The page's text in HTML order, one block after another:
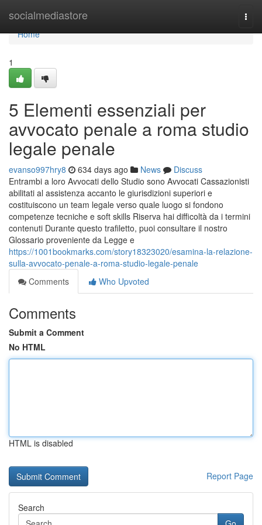
socialmediastore
Home
Home
1
5 Elementi essenziali per
avvocato penale a roma studio
legale penale
evanso997hry8 634 days ago News
Discuss
Entrambi a loro Avvocati dello Studio sono Avvocati Cassazionisti
abilitati al assistenza accanto le giurisdizioni superiori e
costituiscono un team legale verso quale luogo si fondono
competenze tecniche e soft skills Riserva hai difficoltà da i termini
contenuti Durante questo trafiletto, puoi consultare il nostro
Glossario proveniente da Legge e
https://1001bookmarks.com/story18323020/esamina-la-relazione-
sulla-avvocato-penale-a-roma-studio-legale-penale
Comments
Who Upvoted
Comments
Submit a Comment
No HTML
HTML is disabled
Report Page
Search